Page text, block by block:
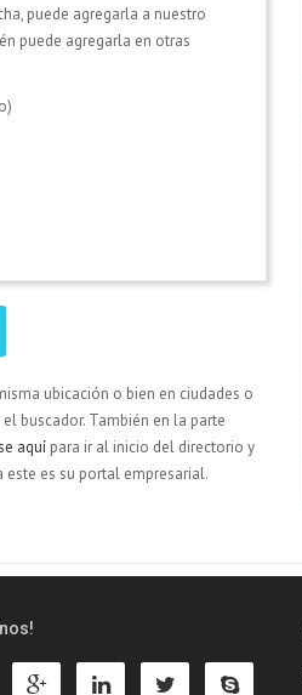
puede agregarla a nuestro
puede agregarla en otras
ubicación o bien en ciudades o
buscador. También en la parte
aquí para ir al inicio del directorio y
este es su portal empresarial.